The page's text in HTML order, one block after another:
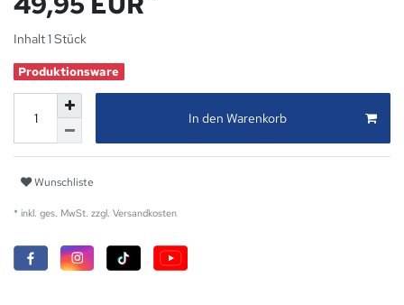
Inhalt1Stück
Produktionsware
In den Warenkorb
Wunschliste
* inkl. ges. MwSt. zzgl. Versandkosten